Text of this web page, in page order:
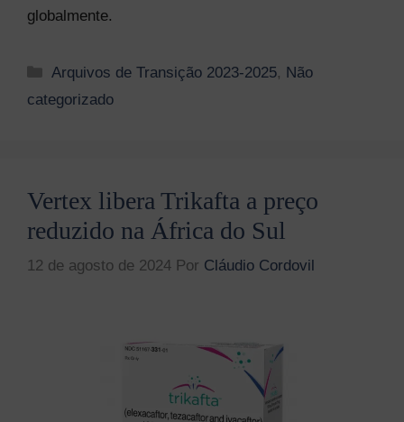
globalmente.
Categorias
Arquivos de Transição 2023-2025, Não
categorizado
Vertex libera Trikafta a preço
reduzido na África do Sul
12 de agosto de 2024 Por Cláudio Cordovil